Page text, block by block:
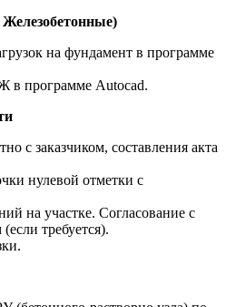
на фундамент в программе
в программе Autocad.
с заказчиком, составления акта
нулевой отметки с
на участке. Согласование с
требуется).